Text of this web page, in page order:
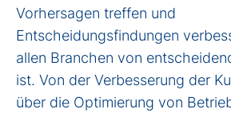
Vorhersagen treffen und
Entscheidungsfindungen
allen Branchen von
ist. Von der Verbesserung der
über die Optimierung von